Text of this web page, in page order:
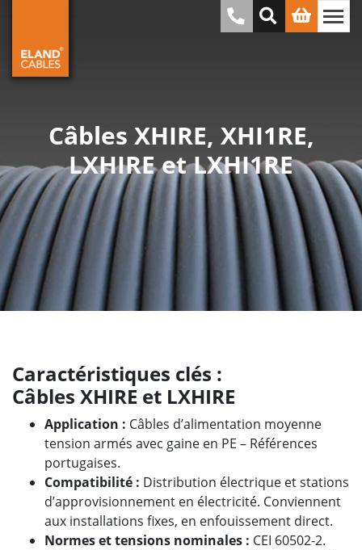
Câbles XHIRE, XHI1RE,
LXHIRE et LXHI1RE
Caractéristiques clés :
Câbles XHIRE et LXHIRE
Application : Câbles d’alimentation moyenne
tension armés avec gaine en PE – Références
portugaises.
Compatibilité : Distribution électrique et stations
d’approvisionnement en électricité. Conviennent
aux installations fixes, en enfouissement direct.
Normes et tensions nominales : CEI 60502-2.